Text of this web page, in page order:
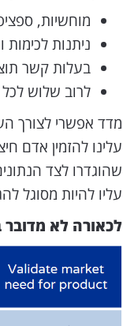
מוחשיות,
ניתנות לכימות
בעלות קשר
לרוב שלוש לכל Objective (לא יותר מחמש).
מדד אפשרי לצורך
שהוגדרו לצד
עליו להיות מסוגל
לכאורה לא